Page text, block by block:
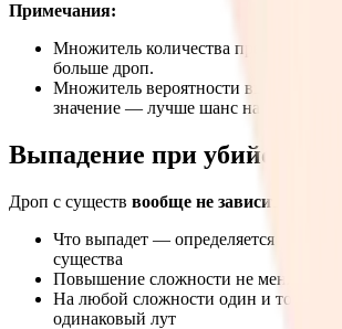
Примечания:
Множитель количества предметов:
больше дроп.
Множитель вероятности высокого
значение — лучше шанс на хороший
Выпадение при убийстве
Дроп с существ вообще не зависит
от
Что выпадет — определяется только
существа
Повышение сложности не меняет
На любой сложности один и тот же
одинаковый лут